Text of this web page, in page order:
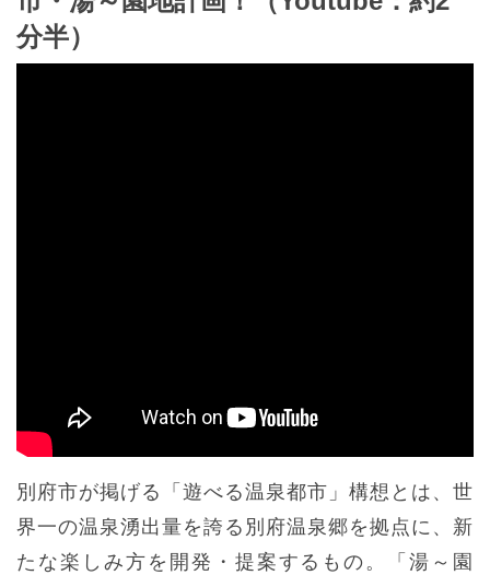
分半）
別府市が掲げる「遊べる温泉都市」構想とは、世
界一の温泉湧出量を誇る別府温泉郷を拠点に、新
たな楽しみ方を開発・提案するもの。「湯～園